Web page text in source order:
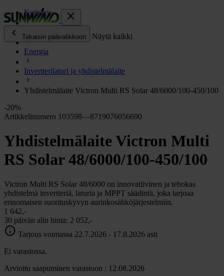
close
chevron_left
Takaisin päävalikkoon Näytä kaikki
Energia
Keittiö ja kaasu chevron_right
Lämpö chevron_right
chevron_right
Piha ja Puutarha chevron_right
Vapaa-aika ja Retkeily chevron_right
Kotisivu
Energia
Invertterilaturi ja yhdistelmälaite
Yhdistelmälaite Victron Multi RS Solar 48/6000/100-450/100
-20%
Artikkelinumero 103598—8719076056690
Yhdistelmälaite Victron Multi
RS Solar 48/6000/100-450/100
Victron Multi RS Solar 48/6000 on innovatiivinen ja tehokas
yhdistelmä invertteriä, laturia ja MPPT säädintä, joka tarjoaa
erinomaisen suorituskyvyn aurinkosähköjärjestelmiin.
1 642,-
30 päivän alin hinta: 2 052,-
info Tarjous voimassa 22.7.2026 - 17.8.2026 asti
Ei varastossa.
Arvioitu saapuminen varastoon : 12.08.2026